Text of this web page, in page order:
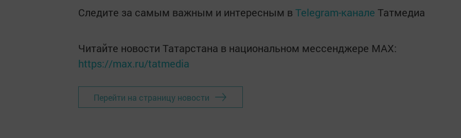
Следите за самым важным и интересным в Telegram-канале Татмедиа
Читайте новости Татарстана в национальном мессенджере MАХ:
https://max.ru/tatmedia
Перейти на страницу новости